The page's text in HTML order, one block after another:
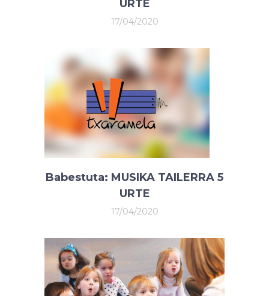
URTE
17/04/2020
Babestuta: MUSIKA TAILERRA 5
URTE
17/04/2020